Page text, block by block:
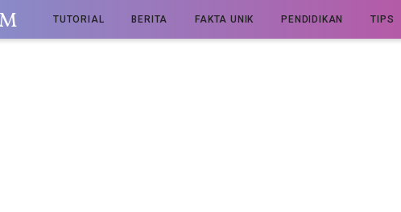
TUTORIAL BERITA FAKTA UNIK PENDIDIKAN TIPS